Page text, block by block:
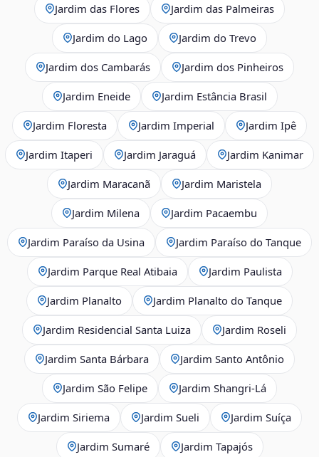
Jardim das Flores Jardim das Palmeiras
Jardim do Lago Jardim do Trevo
Jardim dos Cambarás Jardim dos Pinheiros
Jardim Eneide Jardim Estância Brasil
Jardim Floresta Jardim Imperial Jardim Ipê
Jardim Itaperi Jardim Jaraguá Jardim Kanimar
Jardim Maracanã Jardim Maristela
Jardim Milena Jardim Pacaembu
Jardim Paraíso da Usina Jardim Paraíso do Tanque
Jardim Parque Real Atibaia Jardim Paulista
Jardim Planalto Jardim Planalto do Tanque
Jardim Residencial Santa Luiza Jardim Roseli
Jardim Santa Bárbara Jardim Santo Antônio
Jardim São Felipe Jardim Shangri-Lá
Jardim Siriema Jardim Sueli Jardim Suíça
Jardim Sumaré Jardim Tapajós